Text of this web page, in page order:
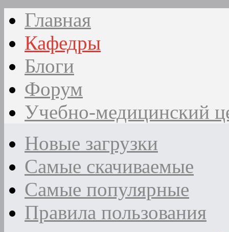
Главная
Кафедры
Блоги
Форум
Учебно-медицинский
Новые загрузки
Самые скачиваемые
Самые популярные
Правила пользования